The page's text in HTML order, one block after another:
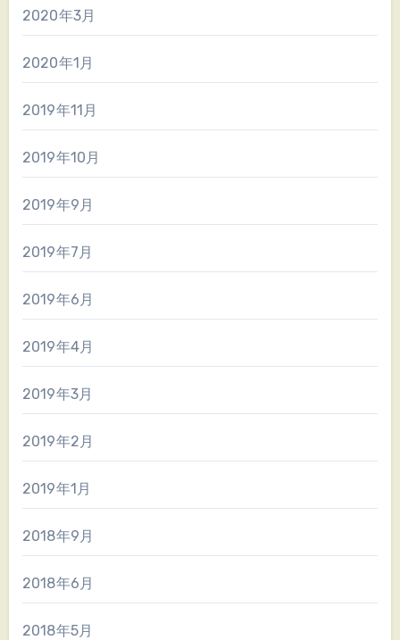
2020年3月
2020年1月
2019年11月
2019年10月
2019年9月
2019年7月
2019年6月
2019年4月
2019年3月
2019年2月
2019年1月
2018年9月
2018年6月
2018年5月